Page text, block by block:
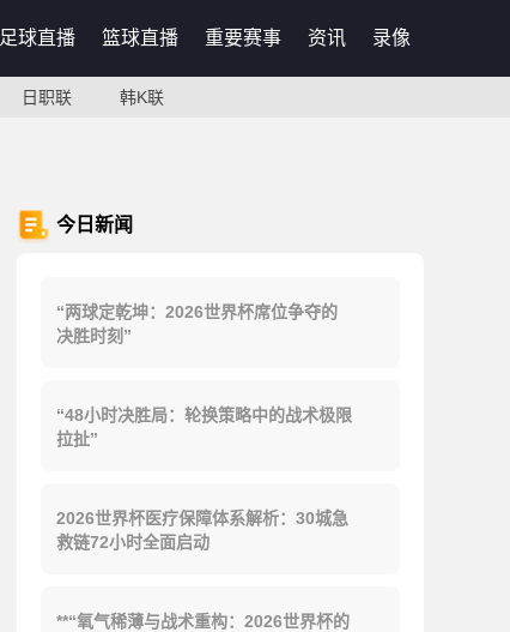
足球直播 篮球直播 重要赛事 资讯 录像
日职联 韩K联
今日新闻
“两球定乾坤：2026世界杯席位争夺的
决胜时刻”
“48小时决胜局：轮换策略中的战术极限
拉扯”
2026世界杯医疗保障体系解析：30城急
救链72小时全面启动
**“氧气稀薄与战术重构：2026世界杯的